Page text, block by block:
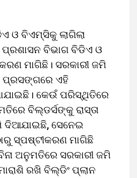
ଓ ବିଏମ୍‌ସିକୁ ଲାଗିଲା
ପ୍ରଶାସନ ବିଭାଗ ବିଡିଏ ଓ
ମାଗିଛି। ସରକାରୀ ଜମି
ପ୍ରସଙ୍ଗରେ ଏହି
କେଉଁ ପରିସ୍ଥିତିରେ
ବିଲ୍ଡର୍ସଙ୍କୁ ରାସ୍ତା
ଦିଆଯାଇଛି, ସେନେଇ
ସ୍ପଷ୍ଟୀକରଣ ମାଗିଛି
ଅନୁମତିରେ ସରକାରୀ ଜମି
ରଖି ବିଲ୍ଡିଂ ପ୍ଲାନ